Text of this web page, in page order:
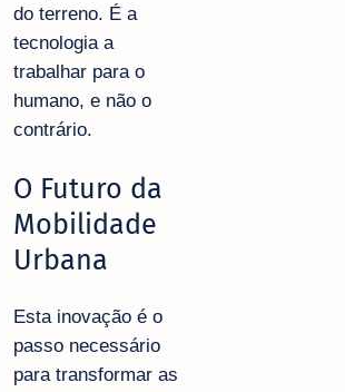
do terreno. É a
tecnologia a
trabalhar para o
humano, e não o
contrário.
O Futuro da
Mobilidade
Urbana
Esta inovação é o
passo necessário
para transformar as